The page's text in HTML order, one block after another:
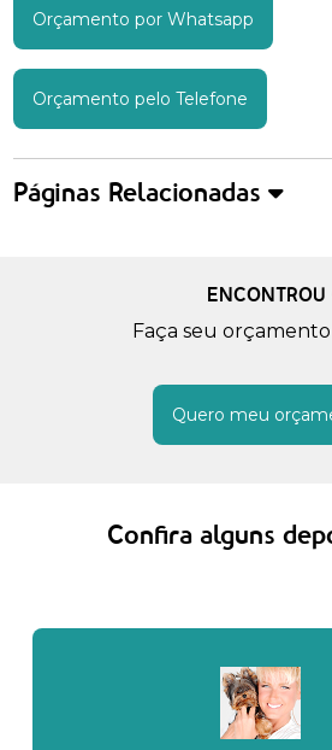
Orçamento por Whatsapp
Orçamento pelo Telefone
Páginas Relacionadas
Faça seu
Quero meu
Confira alguns